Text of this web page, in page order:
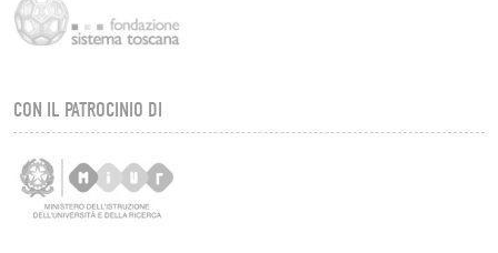
CON IL PATROCINIO DI